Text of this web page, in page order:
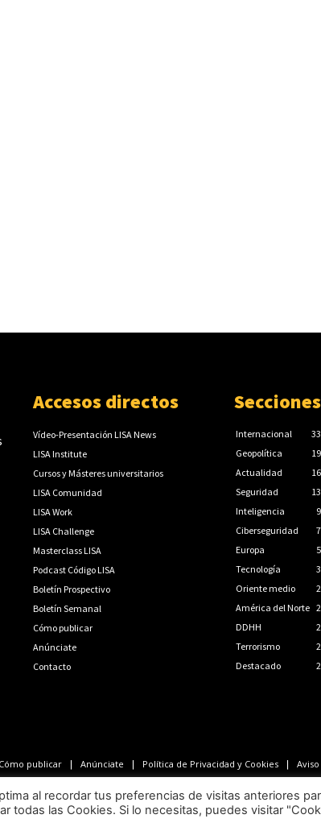
Accesos directos
Vídeo-Presentación LISA News
LISA Institute
Cursos y Másteres universitarios
LISA Comunidad
LISA Work
LISA Challenge
Masterclass LISA
Podcast Código LISA
Boletín Prospectivo
Boletín Semanal
Cómo publicar
Anúnciate
Contacto
Secciones
Internacional
Geopolítica
Actualidad
Seguridad
Inteligencia
Ciberseguridad
Europa
Tecnología
Oriente medio
América del Norte
DDHH
Terrorismo
Destacado
Cómo publicar Anúnciate Política de Privacidad y Cookies
LISA News©. Creative Commons BY-NC-ND.
al recordar tus preferencias de visitas anteriores
todas las Cookies. Si lo necesitas, puedes visitar